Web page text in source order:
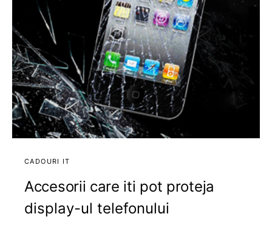
CADOURI IT
Accesorii care iti pot proteja
display-ul telefonului